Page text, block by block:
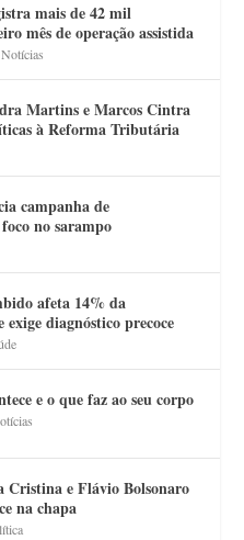
mais de 42 mil
mês de operação assistida
Notícias
Martins e Marcos Cintra
à Reforma Tributária
campanha de
no sarampo
afeta 14% da
diagnóstico precoce
e o que faz ao seu corpo
Cristina e Flávio Bolsonaro
na chapa